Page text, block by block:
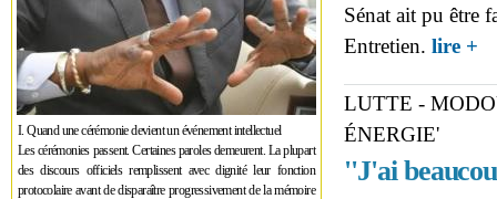
I. Quand une cérémonie devient un événement intellectuel
Les cérémonies passent. Certaines paroles demeurent. La plupart
des discours officiels remplissent avec dignité leur fonction
protocolaire avant de disparaître progressivement de la mémoire
Sénat ait pu être
Entretien. lire +
LUTTE -
ÉNERGIE'
''J'ai